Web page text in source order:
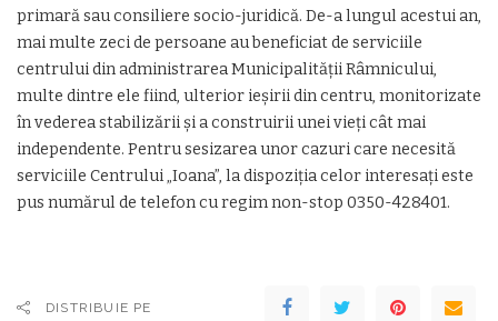
primară sau consiliere socio-juridică. De-a lungul acestui an,
mai multe zeci de persoane au beneficiat de serviciile
centrului din administrarea Municipalității Râmnicului,
multe dintre ele fiind, ulterior ieșirii din centru, monitorizate
în vederea stabilizării și a construirii unei vieți cât mai
independente. Pentru sesizarea unor cazuri care necesită
serviciile Centrului „Ioana”, la dispoziția celor interesați este
pus numărul de telefon cu regim non-stop 0350-428401.
DISTRIBUIE PE